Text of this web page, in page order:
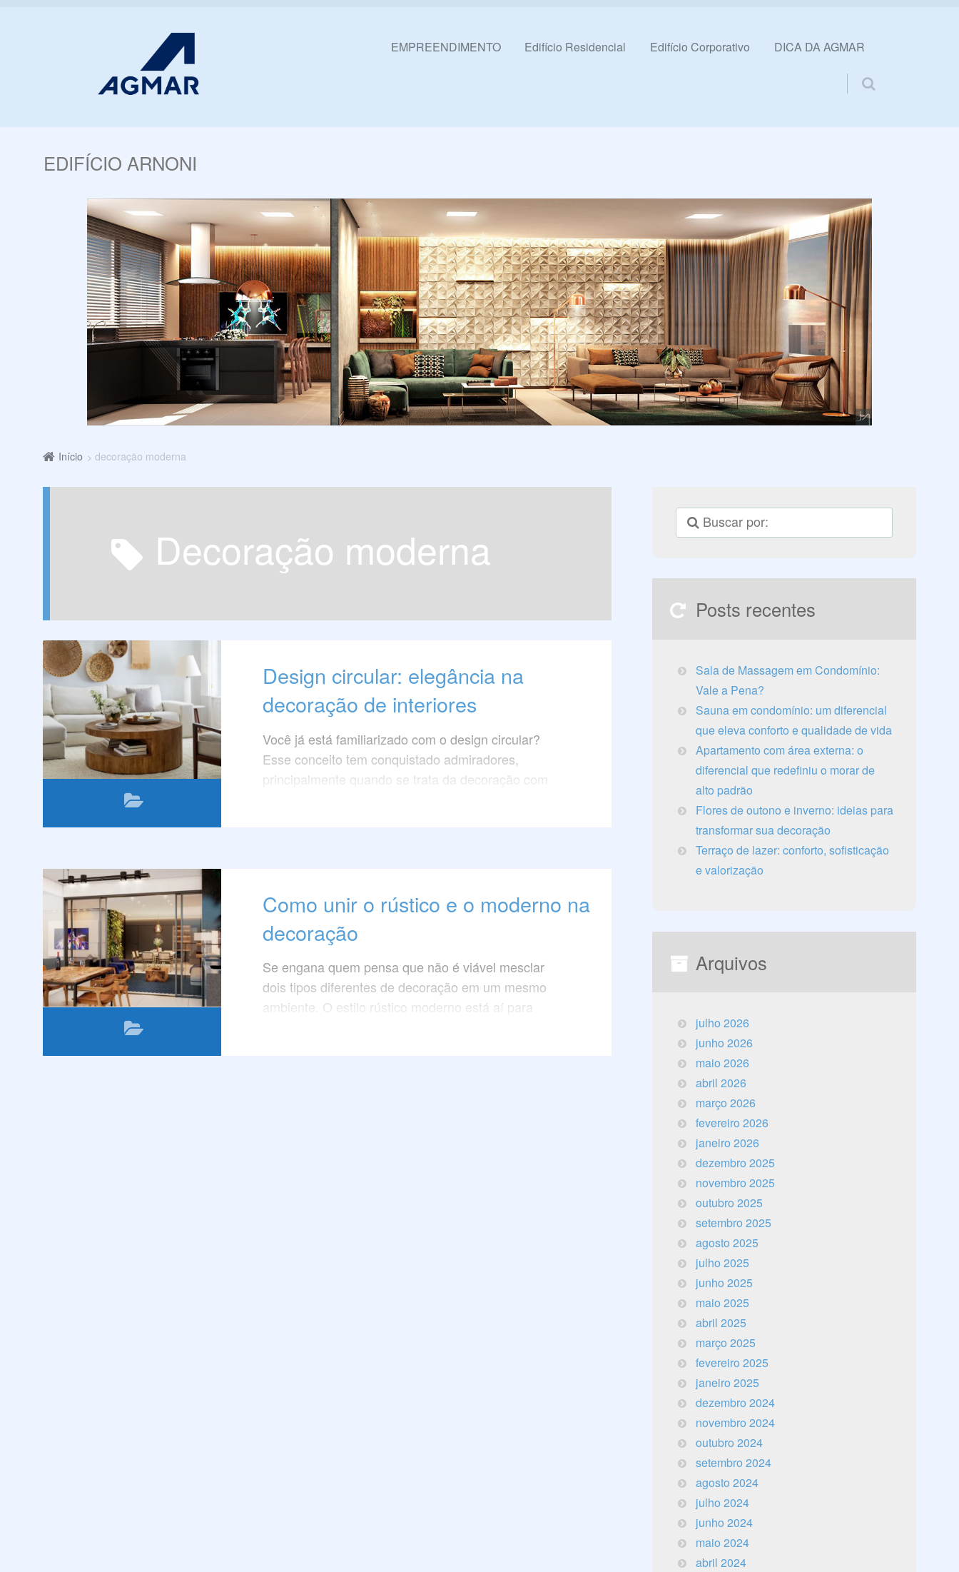
Pular para o conteúdo
EMPREENDIMENTO Edifício Residencial Edifício Corporativo DICA DA AGMAR
EDIFÍCIO ARNONI
Início decoração moderna
decoração moderna
Design circular: elegância na
decoração de interiores
Você já está familiarizado com o design circular?
Esse conceito tem conquistado admiradores,
principalmente quando se trata da decoração com
Como unir o rústico e o moderno na
decoração
Se engana quem pensa que não é viável mesclar
dois tipos diferentes de decoração em um mesmo
ambiente. O estilo rústico moderno está aí para
Posts recentes
Sala de Massagem em Condomínio:
Vale a Pena?
Sauna em condomínio: um diferencial
que eleva conforto e qualidade de vida
Apartamento com área externa: o
diferencial que redefiniu o morar de
alto padrão
Flores de outono e inverno: ideias para
transformar sua decoração
Terraço de lazer: conforto, sofisticação
e valorização
Arquivos
julho 2026
junho 2026
maio 2026
abril 2026
março 2026
fevereiro 2026
janeiro 2026
dezembro 2025
novembro 2025
outubro 2025
setembro 2025
agosto 2025
julho 2025
junho 2025
maio 2025
abril 2025
março 2025
fevereiro 2025
janeiro 2025
dezembro 2024
novembro 2024
outubro 2024
setembro 2024
agosto 2024
julho 2024
junho 2024
maio 2024
abril 2024